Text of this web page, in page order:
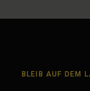
BLEIB AUF DEM